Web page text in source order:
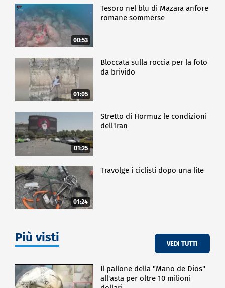
00:53
Tesoro nel blu di Mazara anfore
romane sommerse
01:05
Bloccata sulla roccia per la foto
da brivido
01:25
Stretto di Hormuz le condizioni
dell'Iran
01:24
Travolge i ciclisti dopo una lite
Più visti VEDI TUTTI
Il pallone della "Mano de Dios"
all'asta per oltre 10 milioni